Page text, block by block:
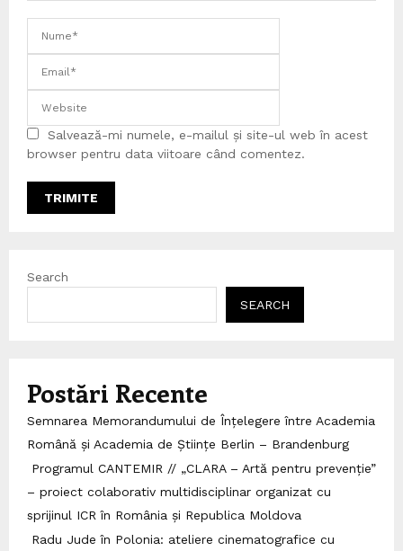
Salvează-mi numele, e-mailul și site-ul web în acest
browser pentru data viitoare când comentez.
Search
SEARCH
Postări Recente
Semnarea Memorandumului de Înțelegere între Academia
Română și Academia de Științe Berlin – Brandenburg
Programul CANTEMIR // „CLARA – Artă pentru prevenție”
– proiect colaborativ multidisciplinar organizat cu
sprijinul ICR în România și Republica Moldova
Radu Jude în Polonia: ateliere cinematografice cu